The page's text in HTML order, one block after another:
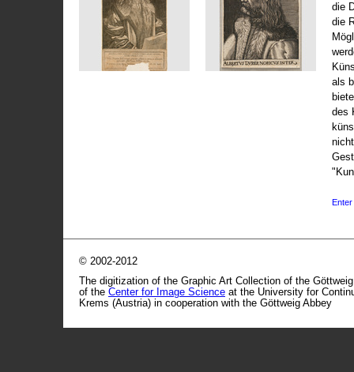
die
die
als
des
Enter
© 2002-2012
The digitization of the Graphic Art Collection of the
of the Center for Image Science at the University for
Krems (Austria) in cooperation with the Göttweig Abbey